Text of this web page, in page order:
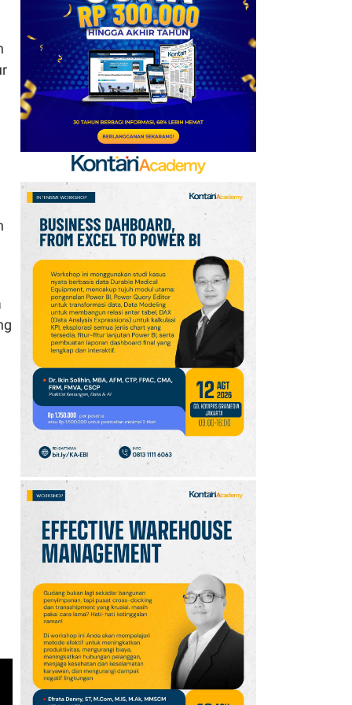
Baru, Ini Daftar 54
Saham HSC BEI per 6
Agustus 2026
7
UEFA hingga Luis Figo,
Ini Daftar Pihak yang
Menentang Gianni
Infantino
8
Krisis Migrasi Ancam
Status Maroko sebagai
Tuan Rumah Piala Dunia
2030
Promo Super Hemat
Indomaret 6–19 Agustus
2026, Diskon Kebutuhan
Rumah hingga 40%
10 Jadwal Persija vs Arema
FC Perebutan Juara 3
Piala Presiden 2026,
Kick-off Sore Ini